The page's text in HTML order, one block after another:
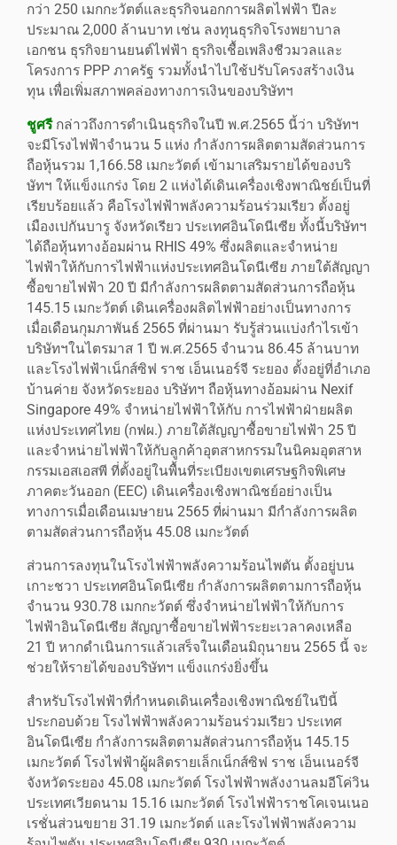
กว่า 250 เมกกะวัตต์และธุรกิจนอกการผลิตไฟฟ้า ปีละ
ประมาณ 2,000 ล้านบาท เช่น ลงทุนธุรกิจโรงพยาบาล
เอกชน ธุรกิจยานยนต์ไฟฟ้า ธุรกิจเชื้อเพลิงชีวมวลและ
โครงการ PPP ภาครัฐ รวมทั้งนำไปใช้ปรับโครงสร้างเงิน
ทุน เพื่อเพิ่มสภาพคล่องทางการเงินของบริษัทฯ
ชูศรี กล่าวถึงการดำเนินธุรกิจในปี พ.ศ.2565 นี้ว่า บริษัทฯ
จะมีโรงไฟฟ้าจำนวน 5 แห่ง กำลังการผลิตตามสัดส่วนการ
ถือหุ้นรวม 1,166.58 เมกะวัตต์ เข้ามาเสริมรายได้ของบริ
ษัทฯ ให้แข็งแกร่ง โดย 2 แห่งได้เดินเครื่องเชิงพาณิชย์เป็นที่
เรียบร้อยแล้ว คือโรงไฟฟ้าพลังความร้อนร่วมเรียว ตั้งอยู่
เมืองเปกันบารู จังหวัดเรียว ประเทศอินโดนีเซีย ทั้งนี้บริษัทฯ
ได้ถือหุ้นทางอ้อมผ่าน RHIS 49% ซึ่งผลิตและจำหน่าย
ไฟฟ้าให้กับการไฟฟ้าแห่งประเทศอินโดนีเซีย ภายใต้สัญญา
ซื้อขายไฟฟ้า 20 ปี มีกำลังการผลิตตามสัดส่วนการถือหุ้น
145.15 เมกะวัตต์ เดินเครื่องผลิตไฟฟ้าอย่างเป็นทางการ
เมื่อเดือนกุมภาพันธ์ 2565 ที่ผ่านมา รับรู้ส่วนแบ่งกำไรเข้า
บริษัทฯในไตรมาส 1 ปี พ.ศ.2565 จำนวน 86.45 ล้านบาท
และโรงไฟฟ้าเน็กส์ซิฟ ราช เอ็นเนอร์จี ระยอง ตั้งอยู่ที่อำเภอ
บ้านค่าย จังหวัดระยอง บริษัทฯ ถือหุ้นทางอ้อมผ่าน Nexif
Singapore 49% จำหน่ายไฟฟ้าให้กับ การไฟฟ้าฝ่ายผลิต
แห่งประเทศไทย (กฟผ.) ภายใต้สัญญาซื้อขายไฟฟ้า 25 ปี
และจำหน่ายไฟฟ้าให้กับลูกค้าอุตสาหกรรมในนิคมอุตสาห
กรรมเอสเอสพี ที่ตั้งอยู่ในพื้นที่ระเบียงเขตเศรษฐกิจพิเศษ
ภาคตะวันออก (EEC) เดินเครื่องเชิงพาณิชย์อย่างเป็น
ทางการเมื่อเดือนเมษายน 2565 ที่ผ่านมา มีกำลังการผลิต
ตามสัดส่วนการถือหุ้น 45.08 เมกะวัตต์
ส่วนการลงทุนในโรงไฟฟ้าพลังความร้อนไพตัน ตั้งอยู่บน
เกาะชวา ประเทศอินโดนีเซีย กำลังการผลิตตามการถือหุ้น
จำนวน 930.78 เมกกะวัตต์ ซึ่งจำหน่ายไฟฟ้าให้กับการ
ไฟฟ้าอินโดนีเซีย สัญญาซื้อขายไฟฟ้าระยะเวลาคงเหลือ
21 ปี หากดำเนินการแล้วเสร็จในเดือนมิถุนายน 2565 นี้ จะ
ช่วยให้รายได้ของบริษัทฯ แข็งแกร่งยิ่งขึ้น
สำหรับโรงไฟฟ้าที่กำหนดเดินเครื่องเชิงพาณิชย์ในปีนี้
ประกอบด้วย โรงไฟฟ้าพลังความร้อนร่วมเรียว ประเทศ
อินโดนีเซีย กำลังการผลิตตามสัดส่วนการถือหุ้น 145.15
เมกะวัตต์ โรงไฟฟ้าผู้ผลิตรายเล็กเน็กส์ซิฟ ราช เอ็นเนอร์จี
จังหวัดระยอง 45.08 เมกะวัตต์ โรงไฟฟ้าพลังงานลมอีโค่วิน
ประเทศเวียดนาม 15.16 เมกะวัตต์ โรงไฟฟ้าราชโคเจนเนอ
เรชั่นส่วนขยาย 31.19 เมกะวัตต์ และโรงไฟฟ้าพลังความ